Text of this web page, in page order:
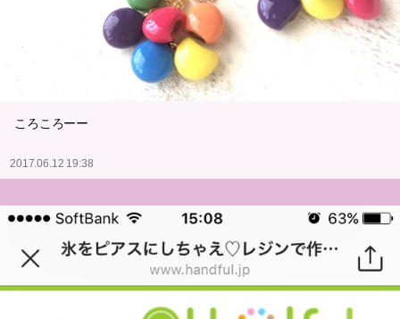
ころころーー
2017.06.12 19:38